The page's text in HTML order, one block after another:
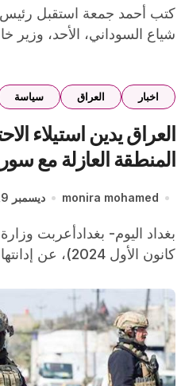
كتب أحمد جمعة استقبل رئيس الوزراء العراقي محمد
شياع السوداني، الأحد، وزير
اخبار العراق سياسة
العراق يدين استيلاء
المنطقة العازلة مع
monira mohamed ديسمبر 9, 2024
بغداد اليوم- بغدادأعربت وزارة الخارجية، اليوم الإثنين، (9
كانون الأول 2024)، عن إدانتها بأشد العبارات...